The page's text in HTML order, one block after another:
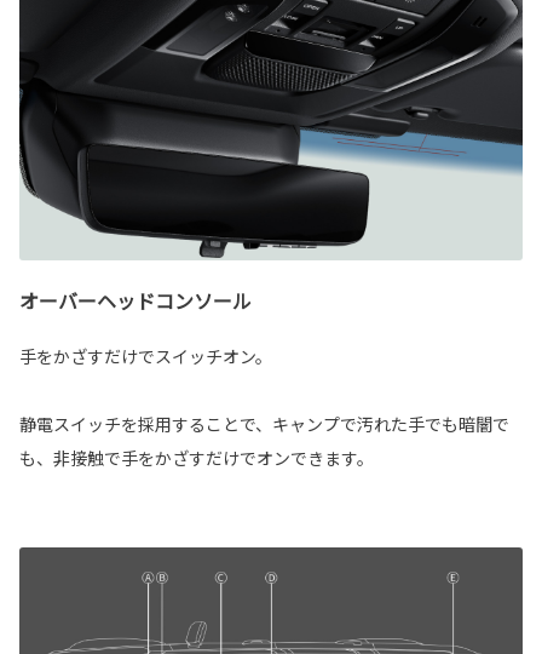
オーバーヘッドコンソール
手をかざすだけでスイッチオン。
静電スイッチを採用することで、キャンプで汚れた手でも暗闇で
も、非接触で手をかざすだけでオンできます。